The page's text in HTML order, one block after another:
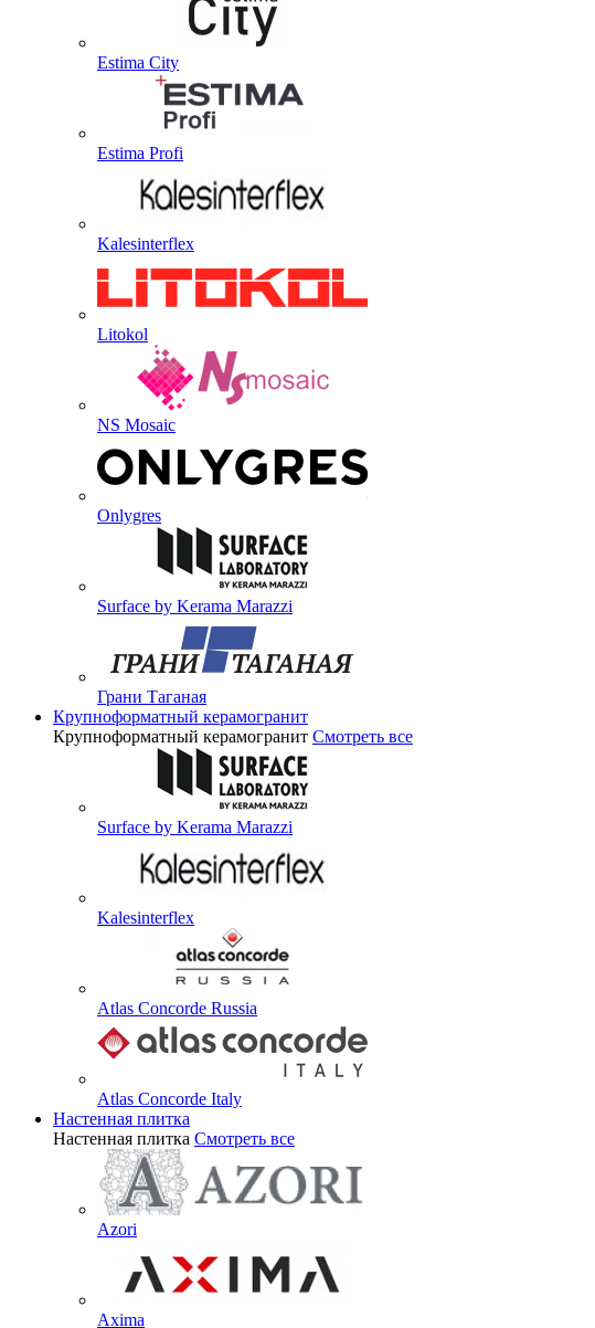
Estima City
Estima Profi
Kalesinterflex
Litokol
NS Mosaic
Onlygres
Surface by Kerama Marazzi
Грани Таганая
Крупноформатный керамогранит
Крупноформатный керамогранит Смотреть все
Surface by Kerama Marazzi
Kalesinterflex
Atlas Concorde Russia
Atlas Concorde Italy
Настенная плитка
Настенная плитка Смотреть все
Azori
Axima